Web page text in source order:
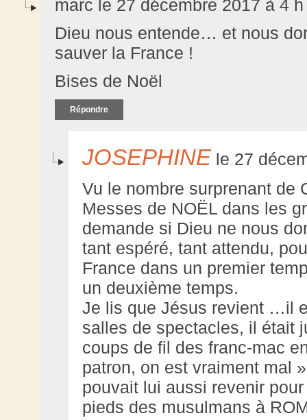
marc le 27 décembre 2017 à 4
Dieu nous entende… et nous
sauver la France !
Bises de Noël
Répondre
JOSEPHINE le 27
Vu le nombre surprenant de
Messes de NOËL dans les
demande si Dieu ne nous
tant espéré, tant attendu,
France dans un premier
un deuxième temps.
Je lis que Jésus revient …il
salles de spectacles, il était
coups de fil des franc-mac
patron, on est vraiment mal
pouvait lui aussi revenir
pieds des musulmans à